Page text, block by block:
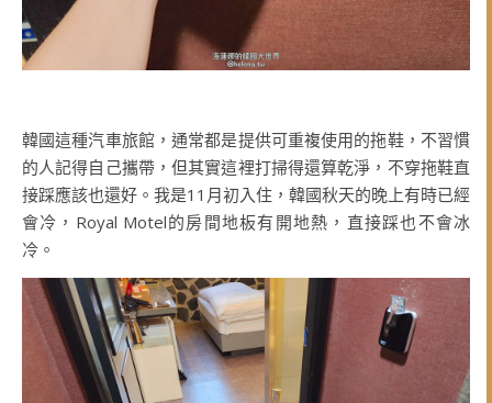
韓國這種汽車旅館，通常都是提供可重複使用的拖鞋，不習慣
的人記得自己攜帶，但其實這裡打掃得還算乾淨，不穿拖鞋直
接踩應該也還好。我是11月初入住，韓國秋天的晚上有時已經
會冷，Royal Motel的房間地板有開地熱，直接踩也不會冰
冷。